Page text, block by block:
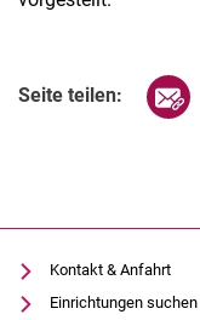
Seite teilen:
Kontakt & Anfahrt
Einrichtungen suchen